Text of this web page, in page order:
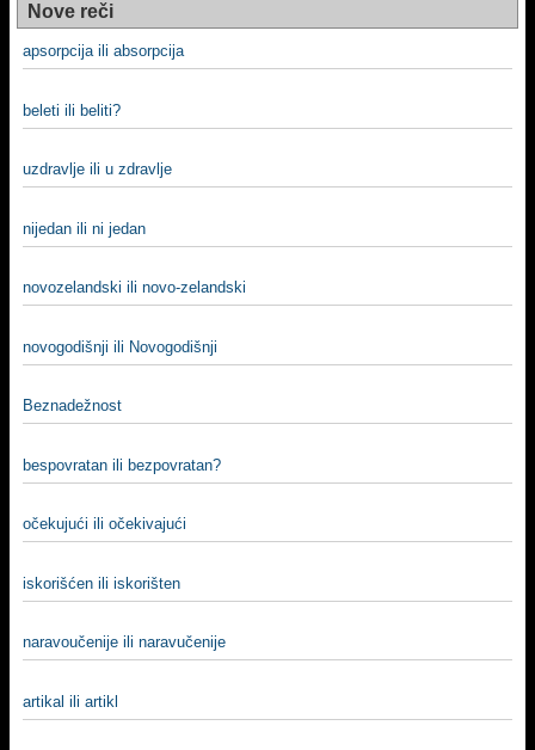
Nove reči
apsorpcija ili absorpcija
beleti ili beliti?
uzdravlje ili u zdravlje
nijedan ili ni jedan
novozelandski ili novo-zelandski
novogodišnji ili Novogodišnji
Beznadežnost
bespovratan ili bezpovratan?
očekujući ili očekivajući
iskorišćen ili iskorišten
naravoučenije ili naravučenije
artikal ili artikl